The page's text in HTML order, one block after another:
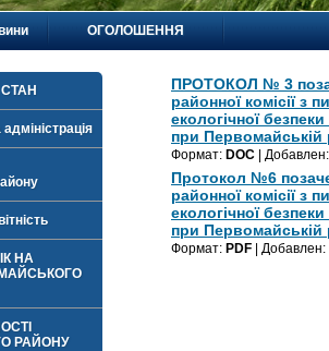
ОГОЛОШЕННЯ
НА
РАЙОНУ
ПРОТОКОЛ № 3
районної комісії з
екологічної
при Первомайській
Формат: DOC |
Протокол №6
районної комісії з
екологічної
при Первомайській
Формат: PDF | Добавлен: